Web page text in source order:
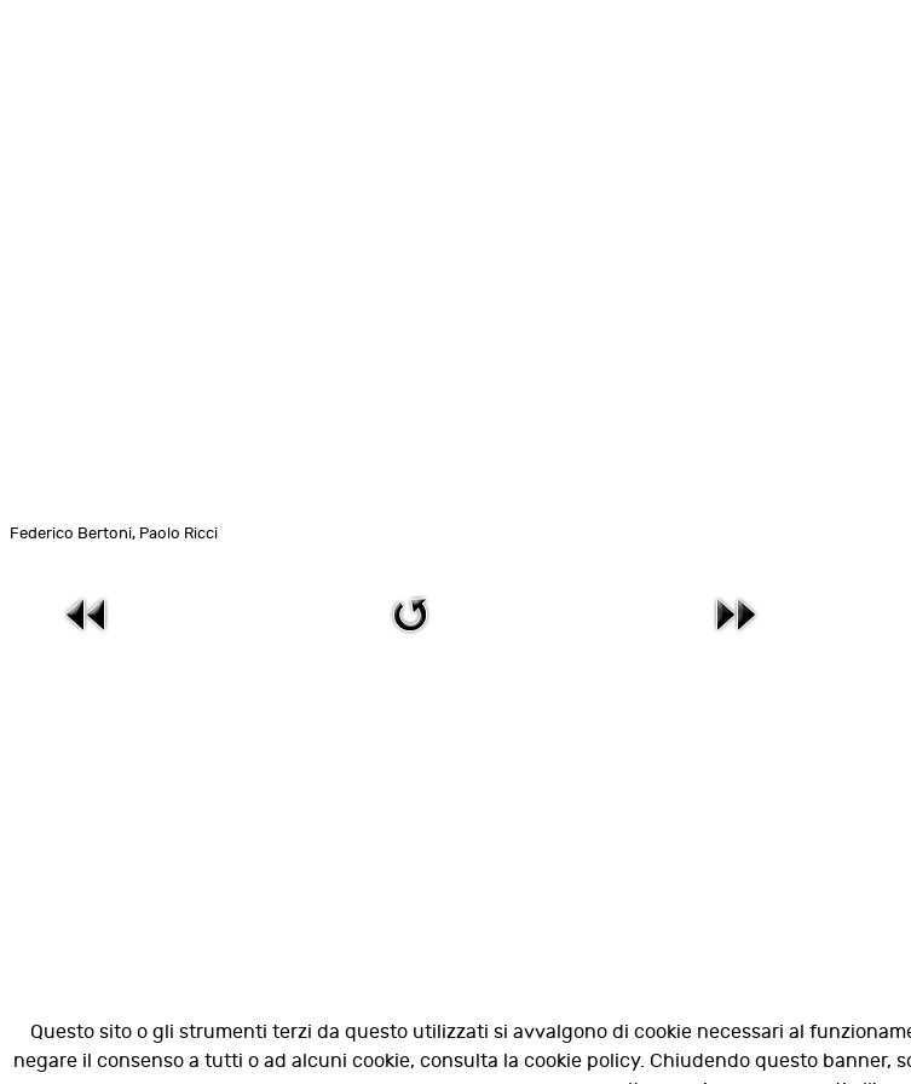
Federico Bertoni, Paolo Ricci
Questo sito o gli strumenti terzi da questo utilizzati si avvalgono di cookie necessari al
negare il consenso a tutti o ad alcuni cookie, consulta la cookie policy. Chiudendo questo